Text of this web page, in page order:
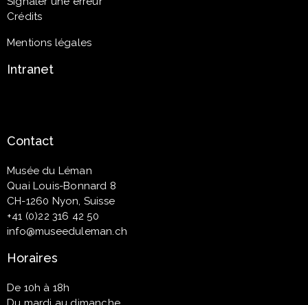
Crédits
Mentions légales
Intranet
Contact
Musée du Léman
Quai Louis-Bonnard 8
CH-1260 Nyon, Suisse
+41 (0)22 316 42 50
info@museeduleman.ch
Horaires
De 10h à 18h